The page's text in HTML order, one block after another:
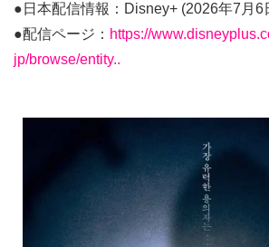
●日本配信情報：Disney+ (2026年7月6
●配信ページ： https://
jp/browse/entity..